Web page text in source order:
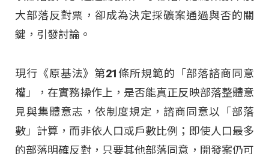
大部落反對票，卻成為決定採礦案通過與否的關
鍵，引發討論。
現行《原基法》第21條所規範的「部落諮商同意
權」，在實務操作上，是否能真正反映部落整體意
見與集體意志，依制度規定，諮商同意以「部落
數」計算，而非依人口或戶數比例；即使人口最多
的部落明確反對，只要其他部落同意，開發案仍可